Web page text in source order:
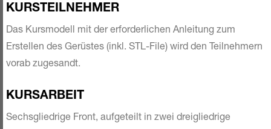
KURSTEILNEHMER
Das Kursmodell mit der erforderlichen Anleitung zum
Erstellen des ­Gerüstes (inkl. STL-File) wird den Teilnehmern
vorab zugesandt.
KURSARBEIT
Sechsgliedrige Front, aufgeteilt in zwei dreigliedrige